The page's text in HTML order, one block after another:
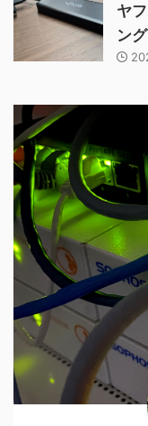
ヤ
ン